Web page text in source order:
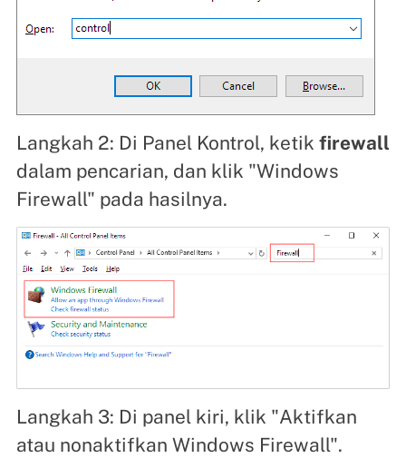
Langkah 2: Di Panel Kontrol, ketik firewall
dalam pencarian, dan klik "Windows
Firewall" pada hasilnya.
Langkah 3: Di panel kiri, klik "Aktifkan
atau nonaktifkan Windows Firewall".